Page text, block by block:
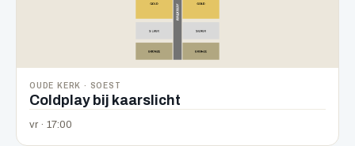
OUDE KERK · SOEST
Coldplay bij kaarslicht
vr · 17:00